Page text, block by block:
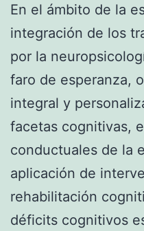
En el ámbito de la
integración de los
por la
faro de esperanza,
integral y
facetas cognitivas,
conductuales de la
aplicación de
rehabilitación
déficits cognitivos